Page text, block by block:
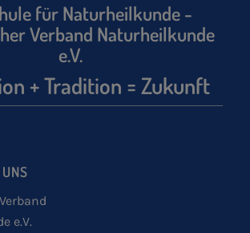
für Naturheilkunde -
Verband Naturheilkunde
e.V.
+ Tradition = Zukunft
e.V.